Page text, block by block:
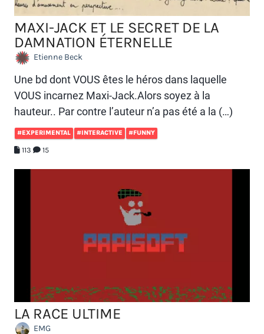
MAXI-JACK ET LE SECRET DE LA
DAMNATION ÉTERNELLE
Etienne Beck
Une bd dont VOUS êtes le héros dans laquelle
VOUS incarnez Maxi-Jack.Alors soyez à la
hauteur.. Par contre l’auteur n’a pas été a la (…)
#EXPERIMENTAL #INTERACTIVE #FUNNY
113 15
LA RACE ULTIME
EMG